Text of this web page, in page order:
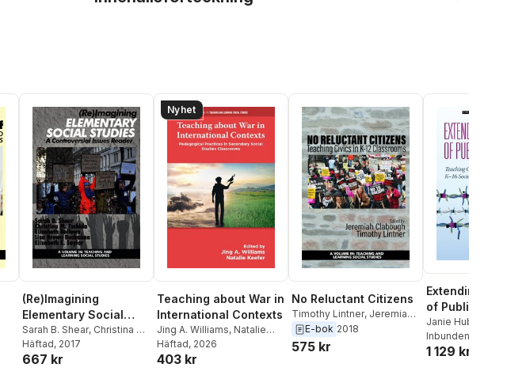
(Re)Imagining
Elementary Social
Studies
Sarah B. Shear, Christina M.
Tschida ,Elizabeth Bellows
Lisa B. Buchanan
Häftad, 2017
667 kr
Nyhet
Teaching about War in
International Contexts
Jing A. Williams, Natalie
Keefer
Häftad, 2026
403 kr
No Reluctant Citizens
Timothy Lintner, Jeremiah
C. Clabough
E-bok 2018
575 kr
Extending the
of Public
Janie Hubbard
Inbunden
1 129 kr